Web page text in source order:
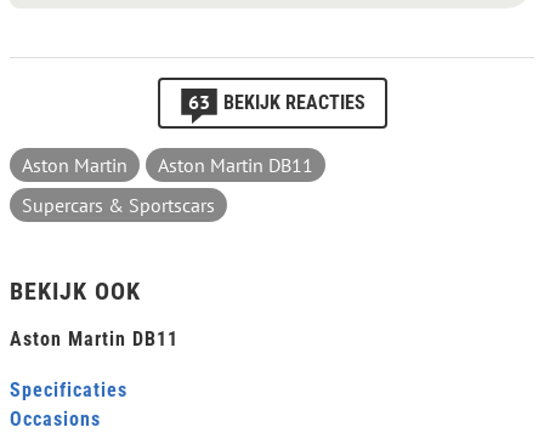
63 BEKIJK REACTIES
Aston Martin
Aston Martin DB11
Supercars & Sportscars
BEKIJK OOK
Aston Martin DB11
Specificaties
Occasions